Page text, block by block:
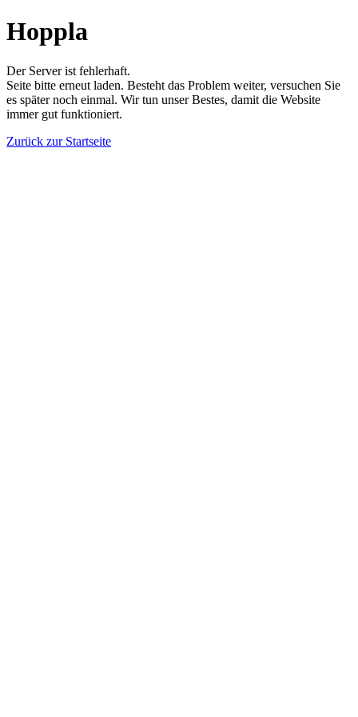
Hoppla
Der Server ist fehlerhaft.
Seite bitte erneut laden. Besteht das Problem weiter, versuchen Sie
es später noch einmal. Wir tun unser Bestes, damit die Website
immer gut funktioniert.
Zurück zur Startseite